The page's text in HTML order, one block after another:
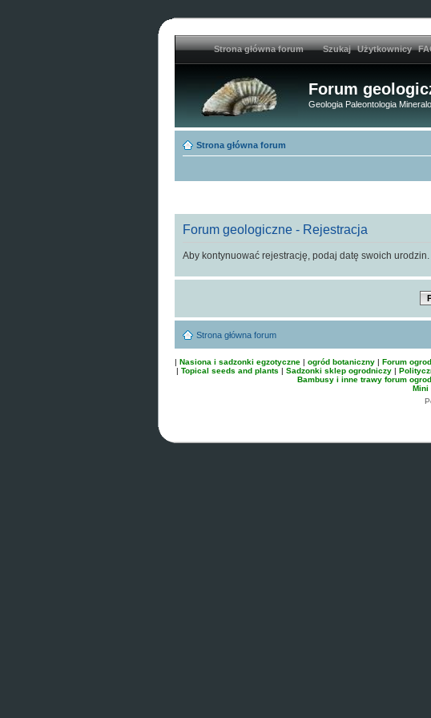
Strona główna forum Szukaj Użytkownicy
Forum
Geologia Paleontologia
Strona główna forum
Forum geologiczne - Rejestracja
Aby kontynuować rejestrację, podaj datę swoich urodzin.
Strona główna forum
| Nasiona i sadzonki egzotyczne | ogród botaniczny | Forum
| Topical seeds and plants | Sadzonki sklep ogrodniczy |
Bambusy i inne trawy forum
Mini